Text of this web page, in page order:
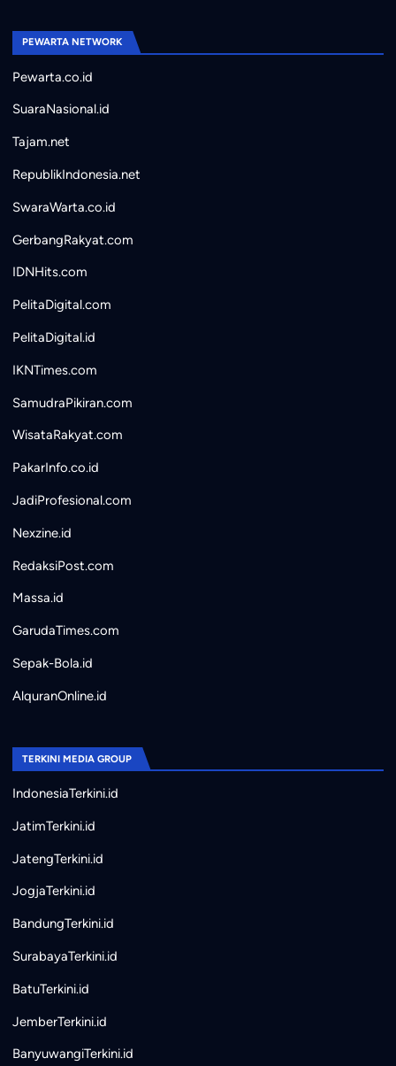
PEWARTA NETWORK
Pewarta.co.id
SuaraNasional.id
Tajam.net
RepublikIndonesia.net
SwaraWarta.co.id
GerbangRakyat.com
IDNHits.com
PelitaDigital.com
PelitaDigital.id
IKNTimes.com
SamudraPikiran.com
WisataRakyat.com
PakarInfo.co.id
JadiProfesional.com
Nexzine.id
RedaksiPost.com
Massa.id
GarudaTimes.com
Sepak-Bola.id
AlquranOnline.id
TERKINI MEDIA GROUP
IndonesiaTerkini.id
JatimTerkini.id
JatengTerkini.id
JogjaTerkini.id
BandungTerkini.id
SurabayaTerkini.id
BatuTerkini.id
JemberTerkini.id
BanyuwangiTerkini.id